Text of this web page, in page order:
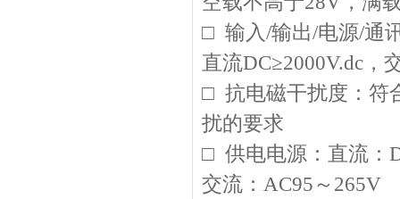
□ 输入/输出/电源/通
直流DC≥2000V.dc，
□ 抗电磁干扰度：符
扰的要求
□ 供电电源：直流：
交流：AC95～265V